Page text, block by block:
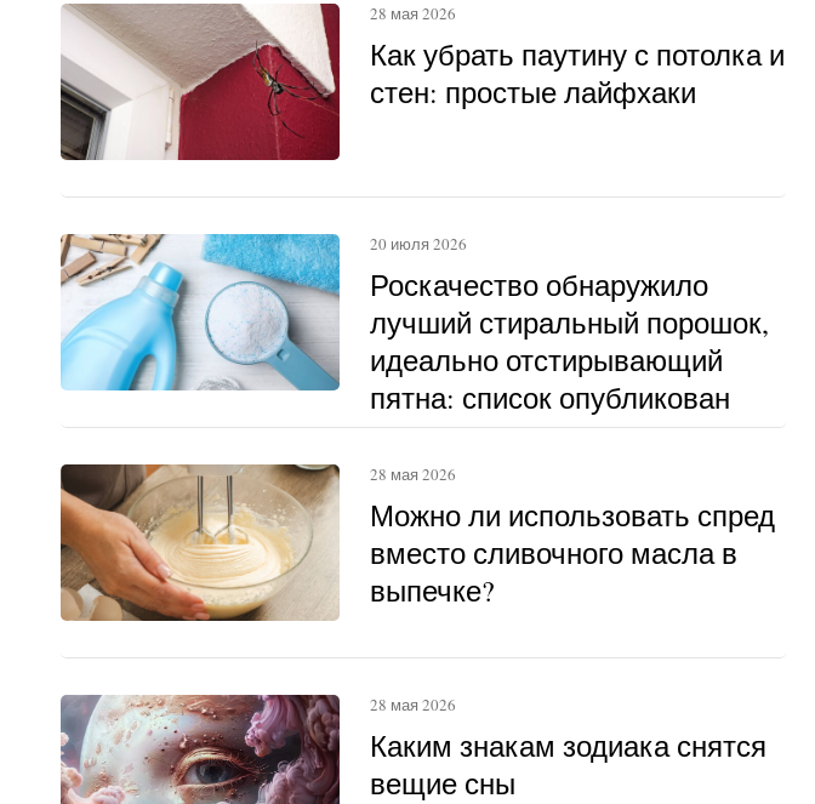
Как убрать паутину с потолка и
стен: простые лайфхаки
28 мая 2026
Роскачество обнаружило
лучший стиральный порошок,
идеально отстирывающий
пятна: список опубликован
20 июля 2026
Можно ли использовать спред
вместо сливочного масла в
выпечке?
28 мая 2026
Каким знакам зодиака снятся
вещие сны
28 мая 2026